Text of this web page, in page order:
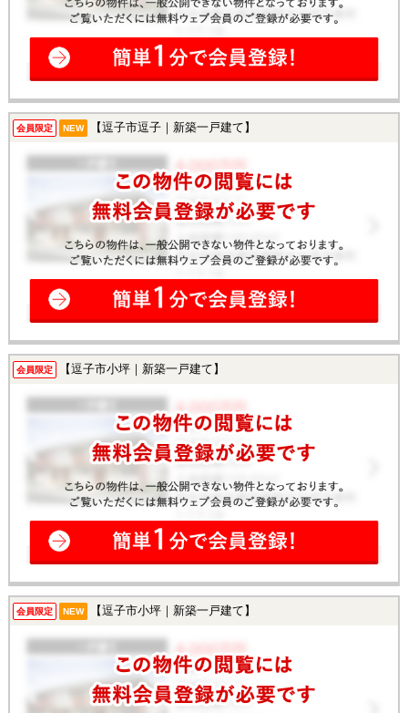
会員限定 NEW 【逗子市逗子｜新築一戸建て】
会員限定 【逗子市小坪｜新築一戸建て】
会員限定 NEW 【逗子市小坪｜新築一戸建て】